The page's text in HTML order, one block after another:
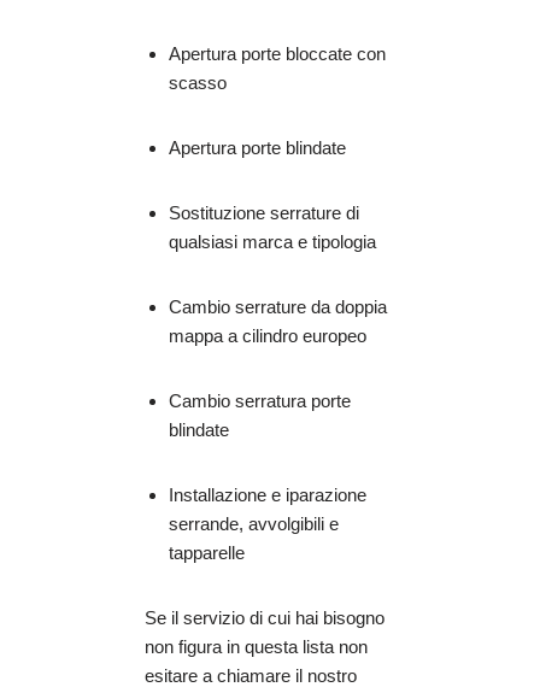
Apertura porte bloccate con
scasso
Apertura porte blindate
Sostituzione serrature di
qualsiasi marca e tipologia
Cambio serrature da doppia
mappa a cilindro europeo
Cambio serratura porte
blindate
Installazione e iparazione
serrande, avvolgibili e
tapparelle
Se il servizio di cui hai bisogno
non figura in questa lista non
esitare a chiamare il nostro